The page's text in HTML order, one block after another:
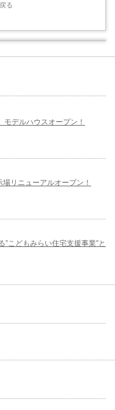
る
モデルハウスオープン！
リニューアルオープン！
こどもみらい住宅支援事業”と